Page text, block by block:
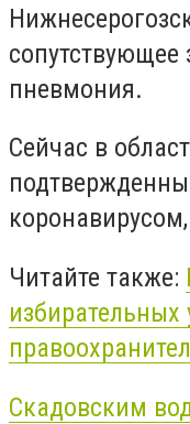
сопутствующее
пневмония.
Сейчас в
Читайте также:
избирательных
Скадовским